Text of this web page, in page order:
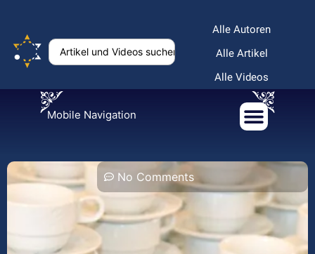
Alle Autoren
Alle Artikel
Alle Videos
Mobile Navigation
No Comments